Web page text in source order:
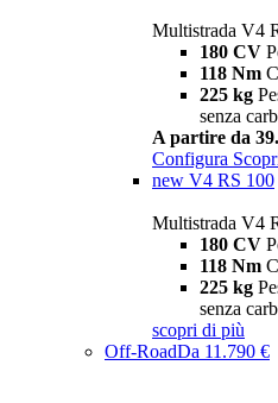
Multistrada V4
180 CV
118 Nm
225 kg
senza
A partire da
Configura
new V4 RS 100
Multistrada V4
180 CV
118 Nm
225 kg
senza
scopri di più
Off-RoadDa 11.790 €